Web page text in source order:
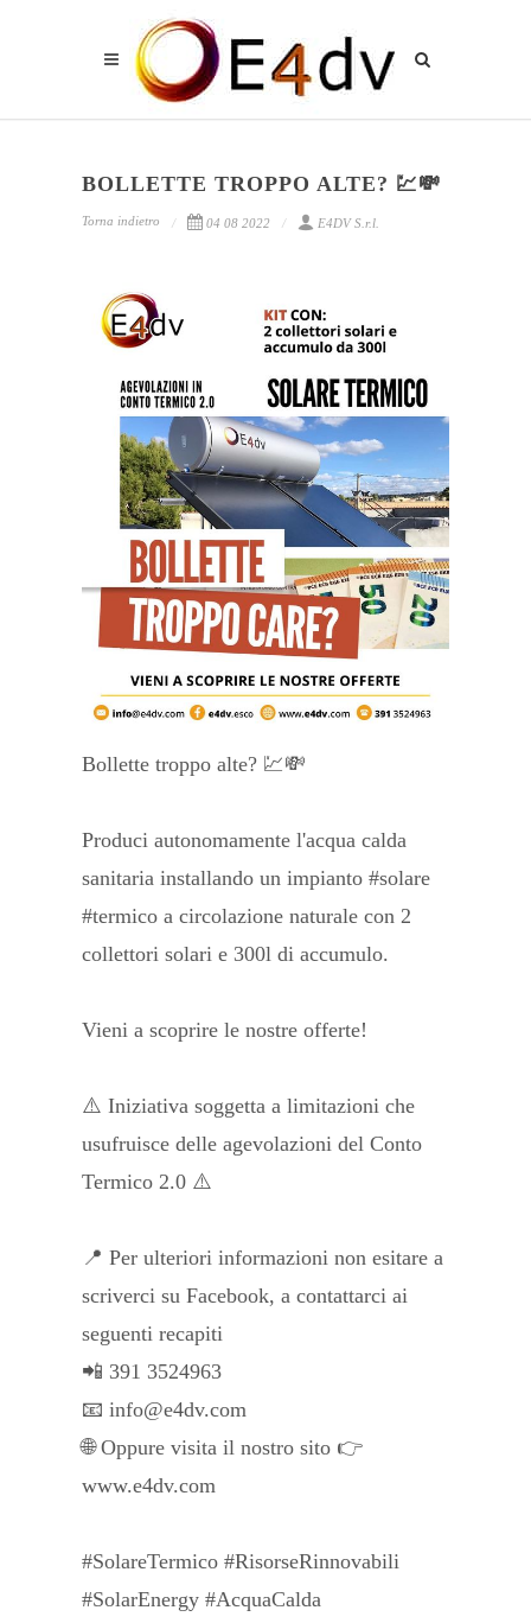
BOLLETTE TROPPO ALTE? 💹💸
Torna indietro 04 08 2022 E4DV S.r.l.
Bollette troppo alte? 💹💸
Produci autonomamente l'acqua calda
sanitaria installando un impianto #solare
#termico a circolazione naturale con 2
collettori solari e 300l di accumulo.
Vieni a scoprire le nostre offerte!
⚠️ Iniziativa soggetta a limitazioni che
usufruisce delle agevolazioni del Conto
Termico 2.0 ⚠️
📍 Per ulteriori informazioni non esitare a
scriverci su Facebook, a contattarci ai
seguenti recapiti
📲 391 3524963
📧 info@e4dv.com
🌐 Oppure visita il nostro sito 👉
www.e4dv.com
#SolareTermico #RisorseRinnovabili
#SolarEnergy #AcquaCalda